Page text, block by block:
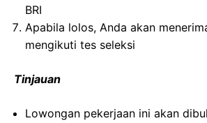
BRI
Apabila lolos, Anda akan
mengikuti tes seleksi
Tinjauan
Lowongan pekerjaan ini akan